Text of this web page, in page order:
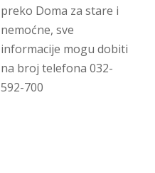
preko Doma za stare i
nemoćne, sve
informacije mogu dobiti
na broj telefona 032-
592-700